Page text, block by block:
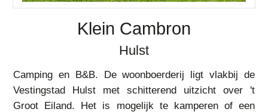
Klein Cambron
Hulst
Camping en B&B. De woonboerderij ligt vlakbij de
Vestingstad Hulst met schitterend uitzicht over 't
Groot Eiland. Het is mogelijk te kamperen of een